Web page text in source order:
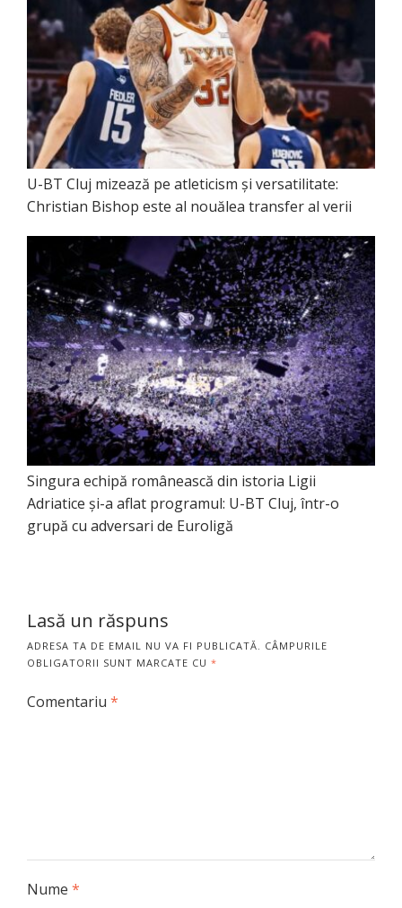
U-BT Cluj mizează pe atleticism și versatilitate:
Christian Bishop este al nouălea transfer al verii
Singura echipă românească din istoria Ligii
Adriatice și-a aflat programul: U-BT Cluj, într-o
grupă cu adversari de Euroligă
Lasă un răspuns
ADRESA TA DE EMAIL NU VA FI PUBLICATĂ.
CÂMPURILE
OBLIGATORII SUNT MARCATE CU *
Comentariu *
Nume *